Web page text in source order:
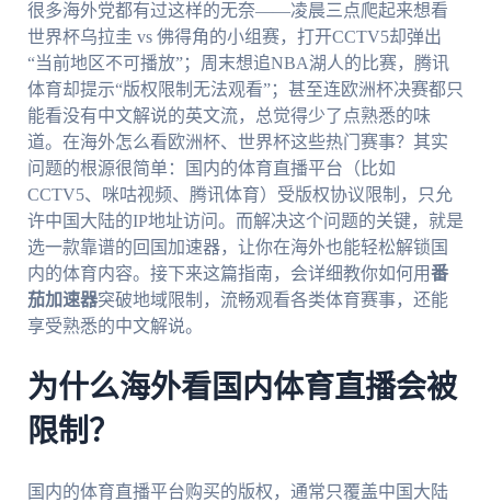
很多海外党都有过这样的无奈——凌晨三点爬起来想看
世界杯乌拉圭 vs 佛得角的小组赛，打开CCTV5却弹出
“当前地区不可播放”；周末想追NBA湖人的比赛，腾讯
体育却提示“版权限制无法观看”；甚至连欧洲杯决赛都只
能看没有中文解说的英文流，总觉得少了点熟悉的味
道。在海外怎么看欧洲杯、世界杯这些热门赛事？其实
问题的根源很简单：国内的体育直播平台（比如
CCTV5、咪咕视频、腾讯体育）受版权协议限制，只允
许中国大陆的IP地址访问。而解决这个问题的关键，就是
选一款靠谱的回国加速器，让你在海外也能轻松解锁国
内的体育内容。接下来这篇指南，会详细教你如何用番
茄加速器突破地域限制，流畅观看各类体育赛事，还能
享受熟悉的中文解说。
为什么海外看国内体育直播会被
限制？
国内的体育直播平台购买的版权，通常只覆盖中国大陆